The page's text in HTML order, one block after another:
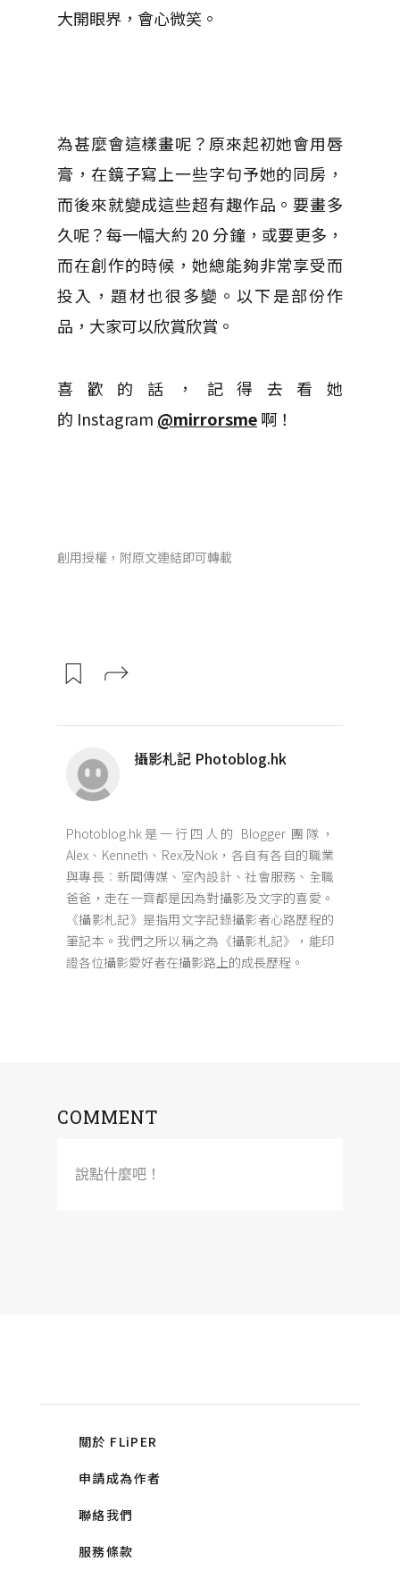
大開眼界，會心微笑。
為甚麼會這樣畫呢？原來起初她會用唇
膏，在鏡子寫上一些字句予她的同房，
而後來就變成這些超有趣作品。要畫多
久呢？每一幅大約 20 分鐘，或要更多，
而在創作的時候，她總能夠非常享受而
投入，題材也很多變。以下是部份作
品，大家可以欣賞欣賞。
喜歡的話，記得去看她
的 Instagram @mirrorsme啊！
創用授權，附原文連結即可轉載
攝影札記 Photoblog.hk
Photoblog.hk是一行四人的 Blogger 團隊，
Alex、Kenneth、Rex及Nok，各自有各自的職業
與專長︰新聞傳媒、室內設計、社會服務、全職
爸爸，走在一齊都是因為對攝影及文字的喜愛。
《攝影札記》是指用文字記錄攝影者心路歷程的
筆記本。我們之所以稱之為《攝影札記》，能印
證各位攝影愛好者在攝影路上的成長歷程。
COMMENT
說點什麼吧！
關於 FLiPER
申請成為作者
聯絡我們
服務條款